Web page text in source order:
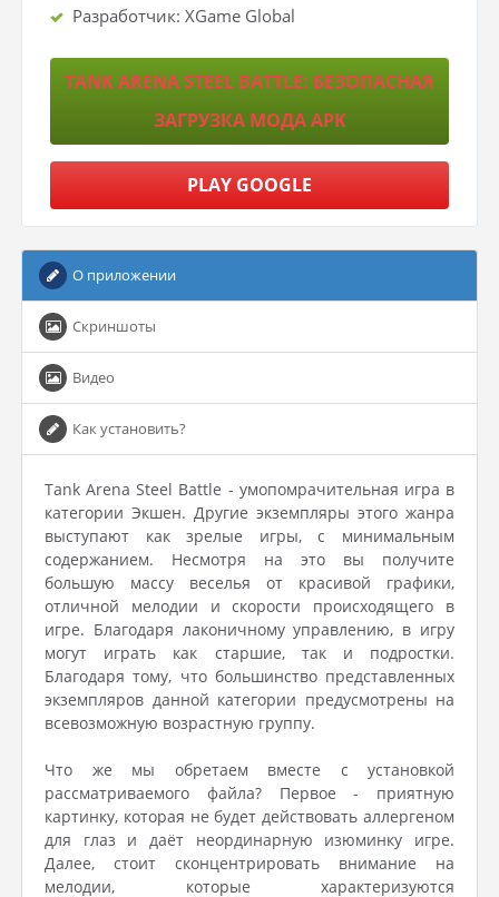
Разработчик: XGame Global
TANK ARENA STEEL BATTLE: БЕЗОПАСНАЯ
ЗАГРУЗКА МОДА APK
PLAY GOOGLE
О приложении
Скриншоты
Видео
Как установить?
Tank Arena Steel Battle - умопомрачительная игра в
категории Экшен. Другие экземпляры этого жанра
выступают как зрелые игры, с минимальным
содержанием. Несмотря на это вы получите
большую массу веселья от красивой графики,
отличной мелодии и скорости происходящего в
игре. Благодаря лаконичному управлению, в игру
могут играть как старшие, так и подростки.
Благодаря тому, что большинство представленных
экземпляров данной категории предусмотрены на
всевозможную возрастную группу.
Что же мы обретаем вместе с установкой
рассматриваемого файла? Первое - приятную
картинку, которая не будет действовать аллергеном
для глаз и даёт неординарную изюминку игре.
Далее, стоит сконцентрировать внимание на
мелодии, которые характеризуются